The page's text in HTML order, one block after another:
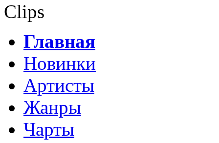
Clips
Главная
Новинки
Артисты
Жанры
Чарты